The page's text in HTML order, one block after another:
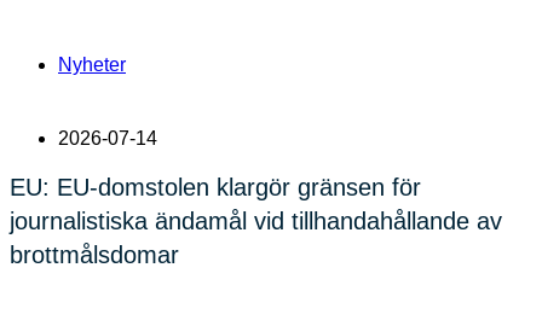
Nyheter
2026-07-14
EU: EU-domstolen klargör gränsen för
journalistiska ändamål vid tillhandahållande av
brottmålsdomar